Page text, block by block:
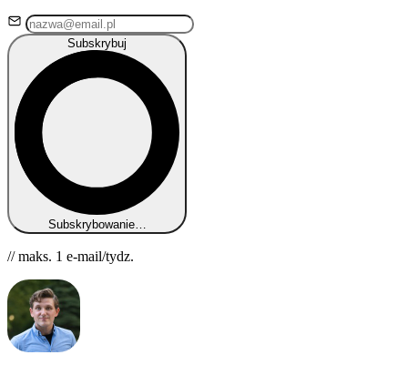
Subskrybuj
Subskrybowanie…
// maks. 1 e-mail/tydz.